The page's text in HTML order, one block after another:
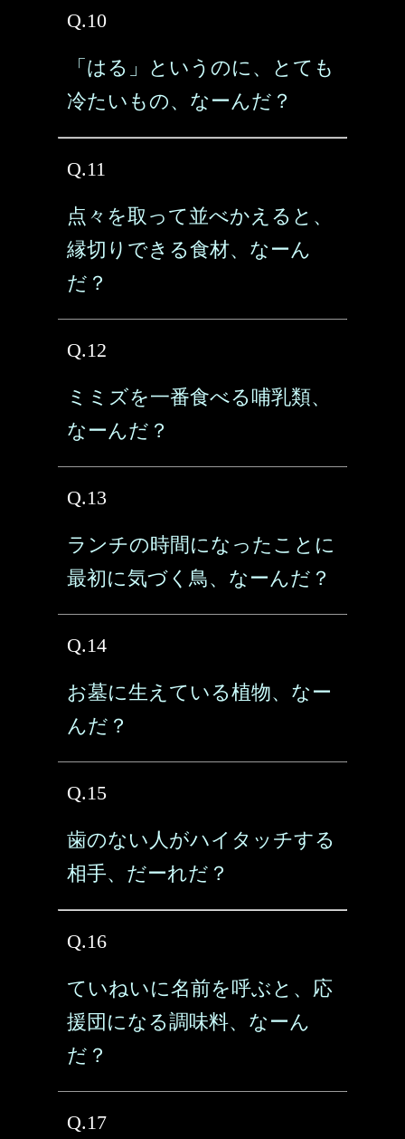
Q.10
「はる」というのに、とても
冷たいもの、なーんだ？
Q.11
点々を取って並べかえると、
縁切りできる食材、なーん
だ？
Q.12
ミミズを一番食べる哺乳類、
なーんだ？
Q.13
ランチの時間になったことに
最初に気づく鳥、なーんだ？
Q.14
お墓に生えている植物、なー
んだ？
Q.15
歯のない人がハイタッチする
相手、だーれだ？
Q.16
ていねいに名前を呼ぶと、応
援団になる調味料、なーん
だ？
Q.17